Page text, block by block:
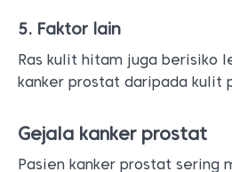
5. Faktor lain
Ras kulit hitam juga berisiko
kanker prostat daripada kulit
Gejala kanker prostat
Pasien kanker prostat sering